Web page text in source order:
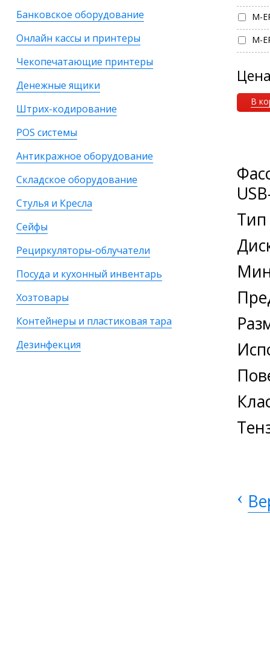
Банковское оборудование
Онлайн кассы и принтеры
Чекопечатающие принтеры
Денежные ящики
Штрих-кодирование
POS системы
Антикражное оборудование
Складское оборудование
Стулья и Кресла
Сейфы
Рециркуляторы-облучатели
Посуда и кухонный инвентарь
Хозтовары
Контейнеры и пластиковая тара
Дезинфекция
M-
M-
В
Тип
‹